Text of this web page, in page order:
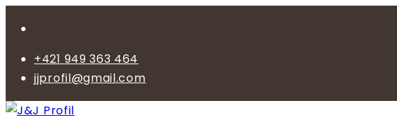
+421 949 363 464
jjprofil@gmail.com